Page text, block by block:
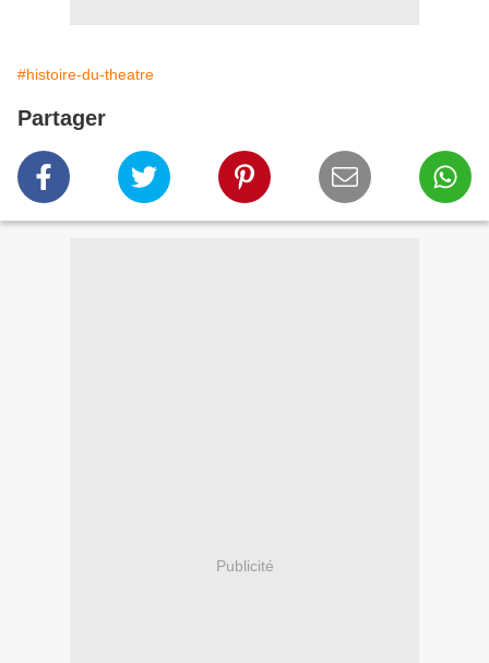
#histoire-du-theatre
Partager
Publicité